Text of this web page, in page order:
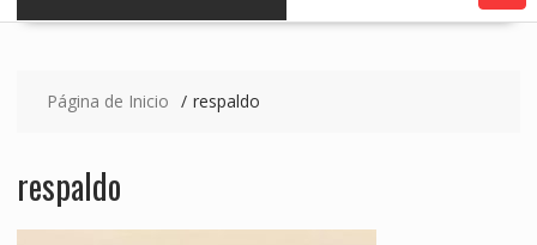
Página de Inicio respaldo
respaldo